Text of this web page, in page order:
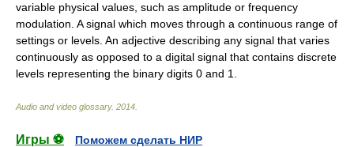
variable physical values, such as amplitude or frequency
modulation. A signal which moves through a continuous range of
settings or levels. An adjective describing any signal that varies
continuously as opposed to a digital signal that contains discrete
levels representing the binary digits 0 and 1.
Audio and video glossary. 2014
Игры ⚽
Поможем сделать НИР